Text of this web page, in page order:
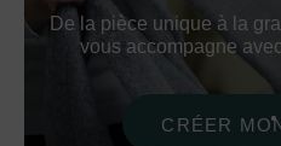
De la pièce unique à la
vous accompagne
CRÉER